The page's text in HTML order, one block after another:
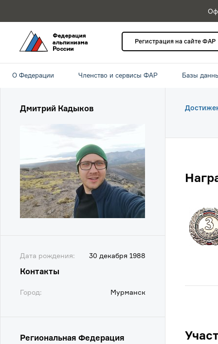
Регистрация на сайте ФАР
О Федерации Членство и сервисы ФАР Базы
Дмитрий Кадыков
Дата рождения: 30 декабря 1988
Контакты
Город: Мурманск
Региональная Федерация